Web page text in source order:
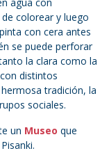
colorear y luego
con cera antes
se puede perforar
la clara como la
distintos
tradición, la
sociales.
un Museo que